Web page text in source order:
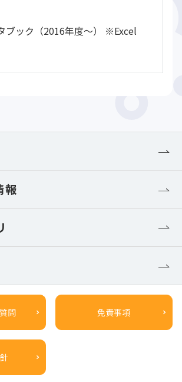
ブック（2016年度～） ※Excel
報
問 免責事項